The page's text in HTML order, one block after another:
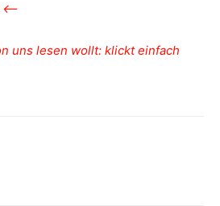
<—
uns lesen wollt: klickt einfach